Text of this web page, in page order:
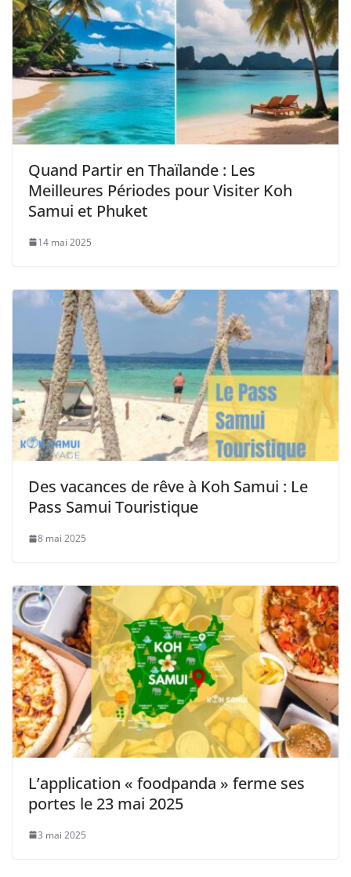
Quand Partir en Thaïlande : Les
Meilleures Périodes pour Visiter Koh
Samui et Phuket
14 mai 2025
Des vacances de rêve à Koh Samui : Le
Pass Samui Touristique
8 mai 2025
L’application « foodpanda » ferme ses
portes le 23 mai 2025
3 mai 2025